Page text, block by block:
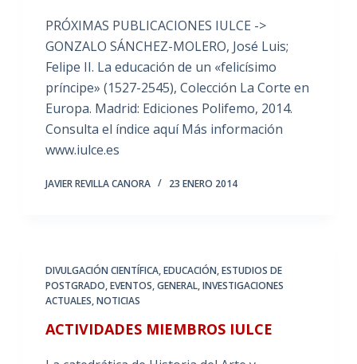
PRÓXIMAS PUBLICACIONES IULCE ->
GONZALO SÁNCHEZ-MOLERO, José Luis;
Felipe II. La educación de un «felicísimo
príncipe» (1527-2545), Colección La Corte en
Europa. Madrid: Ediciones Polifemo, 2014.
Consulta el índice aquí Más información
www.iulce.es
JAVIER REVILLA CANORA 23 ENERO 2014
DIVULGACIÓN CIENTÍFICA,EDUCACIÓN,ESTUDIOS DE
POSTGRADO,EVENTOS,GENERAL,INVESTIGACIONES
ACTUALES,NOTICIAS
ACTIVIDADES MIEMBROS IULCE